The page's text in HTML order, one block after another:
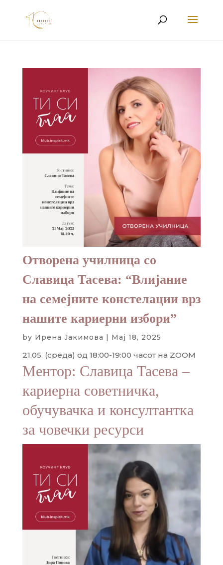
Отворена училница со
Славица Тасева: “Влијание
на семејните констелации врз
нашите кариерни избори”
by Ирена Јакимова Мај 18, 2025
21.05. (среда) од 18:00-19:00 часот на ZOOM
Ментор: Славица Тасева –
кариерна советничка,
обучувачка и консултантка
за човечки ресурси